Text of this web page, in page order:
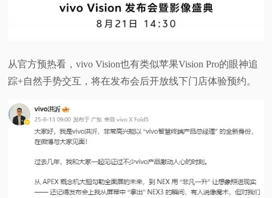
从官方预热看，vivo Vision也有类似苹果Vision Pro的眼神追
踪+自然手势交互，将在发布会后开放线下门店体验预约。